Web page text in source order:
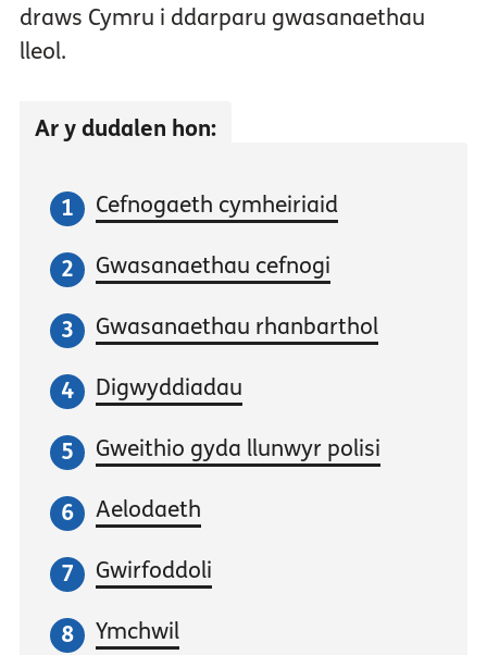
draws Cymru i ddarparu gwasanaethau
lleol.
Ar y dudalen hon:
Cefnogaeth cymheiriaid
Gwasanaethau cefnogi
Gwasanaethau rhanbarthol
Digwyddiadau
Gweithio gyda llunwyr polisi
Aelodaeth
Gwirfoddoli
Ymchwil